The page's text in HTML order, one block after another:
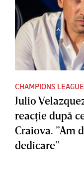
CHAMPIONS LEAGUE
Julio
reacţie după
Craiova. ”Am
dedicare”